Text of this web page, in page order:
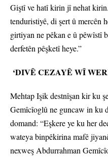
Giştî ve hatî kirin jî nehat
tenduristiyê, di şert û mercên
girtiyan ne pêkan e û pêwîstî
derfetên pêşketî heye.”
‘DIVÊ CEZAYÊ WÎ
Mehtap Işik destnîşan kir ku
Gemîcîoglû ne guncaw in ku
domand: “Eşkere ye ku her
wateya binpêkirina mafê
nexweş Abdurrahman